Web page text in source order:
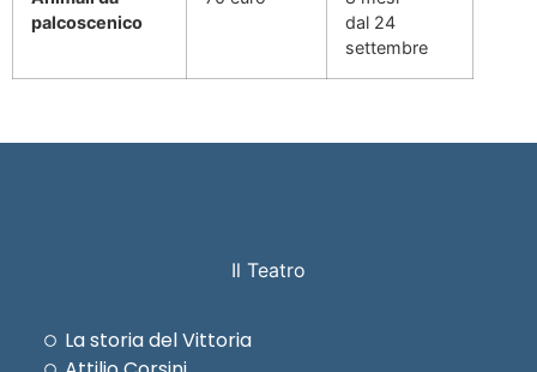
palcoscenico
dal 24
settembre
Il Teatro
La storia del Vittoria